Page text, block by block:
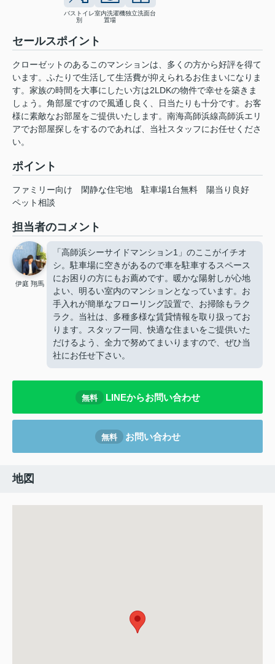
バストイレ
別
室内洗濯機
置場
独立洗面台
セールスポイント
クローゼットのあるこのマンションは、多くの方から好評を得て
います。ふたりで生活して生活費が抑えられるお住まいになりま
す。家族の時間を大事にしたい方は2LDKの物件で幸せを築きま
しょう。角部屋ですので風通し良く、日当たりも十分です。お客
様に素敵なお部屋をご提供いたします。南海高師浜線高師浜エリ
アでお部屋探しをするのであれば、当社スタッフにお任せくださ
い。
ポイント
ファミリー向け 閑静な住宅地 駐車場1台無料
陽当り良好
ペット相談
担当者のコメント
伊庭 翔馬
「高師浜シーサイドマンション1」のここがイチオ
シ。駐車場に空きがあるので車を駐車するスペース
にお困りの方にもお薦めです。暖かな陽射しが心地
よい、明るい室内のマンションとなっています。お
手入れが簡単なフローリング設置で、お掃除もラク
ラク。当社は、多種多様な賃貸情報を取り扱ってお
ります。スタッフ一同、快適な住まいをご提供いた
だけるよう、全力で努めてまいりますので、ぜひ当
社にお任せ下さい。
無料 LINEからお問い合わせ
無料 お問い合わせ
地図